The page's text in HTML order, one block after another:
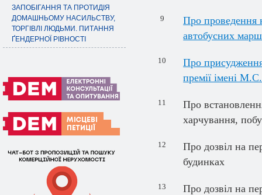
ЗАПОБІГАННЯ ТА ПРОТИДІЯ
ДОМАШНЬОМУ НАСИЛЬСТВУ,
ТОРГІВЛІ ЛЮДЬМИ. ПИТАННЯ
ҐЕНДЕРНОЇ РІВНОСТІ
9
Про проведення
автобусних
10
Про присудження
премії імені
11
Про
харчування,
12
Про дозвіл на
будинках
13
Про дозвіл на